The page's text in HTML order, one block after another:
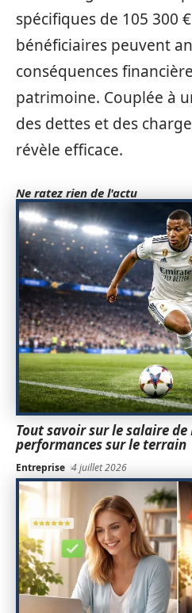
spécifiques de 105 300
bénéficiaires peuvent
conséquences
patrimoine. Couplée à
des dettes et des
révèle efficace.
Ne ratez rien de l'actu
Tout savoir sur le salaire de
performances sur le terrain
Entreprise 4 juillet 2026